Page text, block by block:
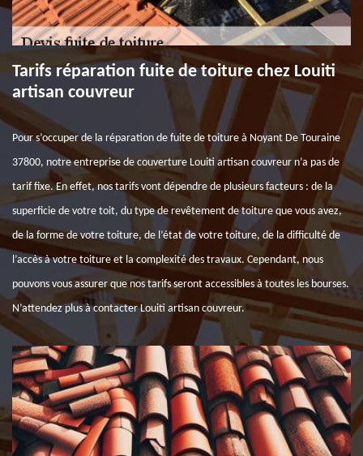
Tarifs réparation fuite de toiture chez Louiti
artisan couvreur
Pour s’occuper de la réparation de fuite de toiture à Noyant De Touraine
37800, notre entreprise de couverture Louiti artisan couvreur n’a pas de
tarif fixe. En effet, nos tarifs vont dépendre de plusieurs facteurs : de la
superficie de votre toit, du type de revêtement de toiture que vous avez,
de la forme de votre toiture, de l’état de votre toiture, de la difficulté de
l’accès à votre toiture et la complexité des travaux. Cependant, nous
pouvons vous assurer que nos tarifs seront accessibles à toutes les bourses.
N’attendez plus à contacter Louiti artisan couvreur.